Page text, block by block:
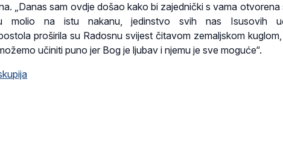
„Danas sam ovdje došao kako bi zajednički s vama otvorena
molio na istu nakanu, jedinstvo svih nas Isusovih
proširila su Radosnu svijest čitavom zemaljskom
učiniti puno jer Bog je ljubav i njemu je sve moguće“.